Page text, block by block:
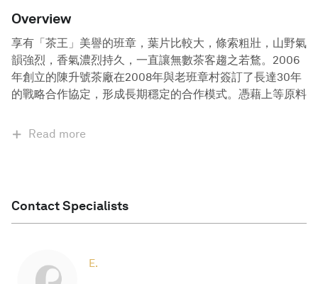
Overview
享有「茶王」美譽的班章，葉片比較大，條索粗壯，山野氣
韻強烈，香氣濃烈持久，一直讓無數茶客趨之若鶩。2006
年創立的陳升號茶廠在2008年與老班章村簽訂了長達30年
的戰略合作協定，形成長期穩定的合作模式。憑藉上等原料
Read more
Contact Specialists
E.